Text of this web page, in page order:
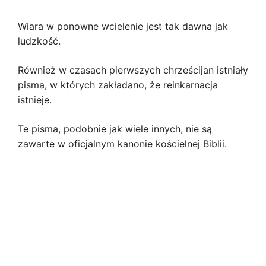
Wiara w ponowne wcielenie jest tak dawna jak
ludzkość.
Również w czasach pierwszych chrześcijan istniały
pisma, w których zakładano, że reinkarnacja
istnieje.
Te pisma, podobnie jak wiele innych, nie są
zawarte w oficjalnym kanonie kościelnej Biblii.